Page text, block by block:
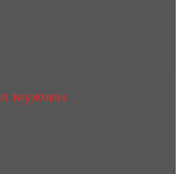
мужчин